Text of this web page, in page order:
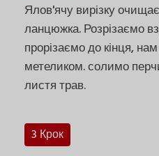
Ялов'ячу вирізку
ланцюжка. Розрізаємо
прорізаємо до кінця,
метеликом. солимо
листя трав.
3 Крок